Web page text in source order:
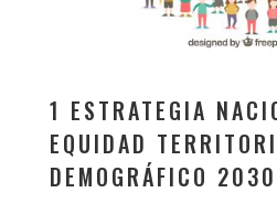
1 ESTRATEGIA
EQUIDAD
DEMOGRÁFICO 2030